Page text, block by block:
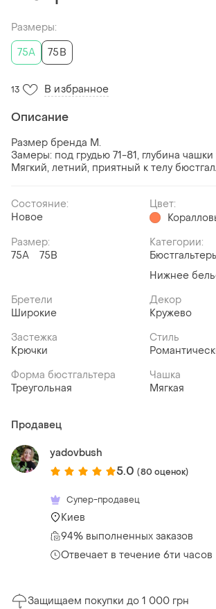
Размеры:
75A
75B
13 В избранное
Описание
Размер бренда М.
Замеры: под грудью 71-81, глубина чашки
Мягкий, летний, приятный к телу
Состояние:
Новое
Цвет:
Размер:
75A
75B
Категории:
Нижнее
Бретели
Широкие
Декор
Кружево
Застежка
Крючки
Стиль
Форма бюстгальтера
Треугольная
Чашка
Мягкая
Продавец
yadovbush
5.0 (80 оценок)
Супер-продавец
Киев
94% выполненных заказов
Отвечает в течение 6ти часов
Защищаем покупки до 1 000 грн